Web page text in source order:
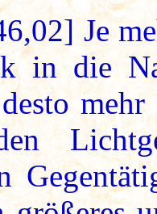
Je
in die